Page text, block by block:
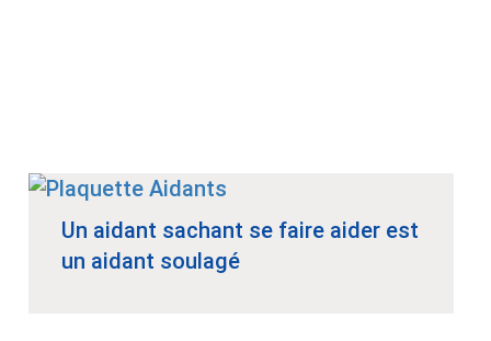
Un aidant sachant se faire aider est
un aidant soulagé